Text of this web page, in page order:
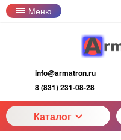
Меню
info@armatron.ru
8 (831) 231-08-28
Каталог